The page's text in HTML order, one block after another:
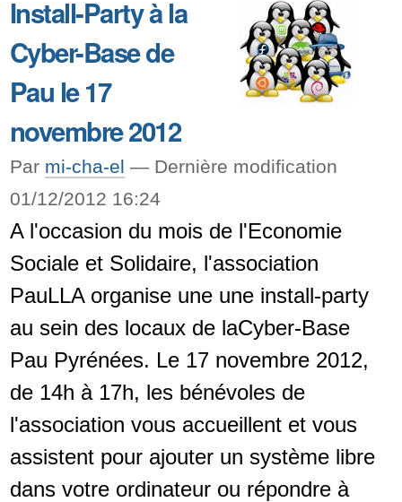
For
the
Lulz
Install-Party à la
Cyber-Base de
Pau le 17
novembre 2012
Par mi-cha-el — Dernière modification
01/12/2012 16:24
A l'occasion du mois de l'Economie
Sociale et Solidaire, l'association
PauLLA organise une une install-party
au sein des locaux de laCyber-Base
Pau Pyrénées. Le 17 novembre 2012,
de 14h à 17h, les bénévoles de
l'association vous accueillent et vous
assistent pour ajouter un système libre
dans votre ordinateur ou répondre à